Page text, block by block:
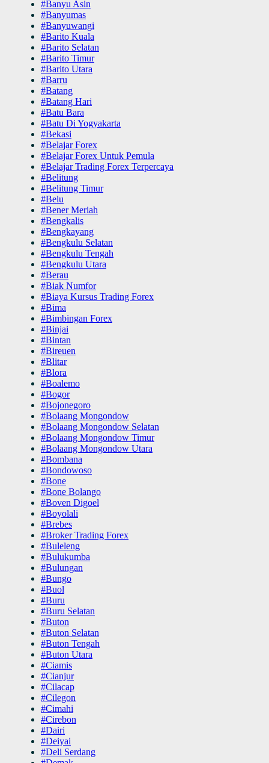
#Banyu Asin
#Banyumas
#Banyuwangi
#Barito Kuala
#Barito Selatan
#Barito Timur
#Barito Utara
#Barru
#Batang
#Batang Hari
#Batu Bara
#Batu Di Yogyakarta
#Bekasi
#Belajar Forex
#Belajar Forex Untuk Pemula
#Belajar Trading Forex Terpercaya
#Belitung
#Belitung Timur
#Belu
#Bener Meriah
#Bengkalis
#Bengkayang
#Bengkulu Selatan
#Bengkulu Tengah
#Bengkulu Utara
#Berau
#Biak Numfor
#Biaya Kursus Trading Forex
#Bima
#Bimbingan Forex
#Binjai
#Bintan
#Bireuen
#Blitar
#Blora
#Boalemo
#Bogor
#Bojonegoro
#Bolaang Mongondow
#Bolaang Mongondow Selatan
#Bolaang Mongondow Timur
#Bolaang Mongondow Utara
#Bombana
#Bondowoso
#Bone
#Bone Bolango
#Boven Digoel
#Boyolali
#Brebes
#Broker Trading Forex
#Buleleng
#Bulukumba
#Bulungan
#Bungo
#Buol
#Buru
#Buru Selatan
#Buton
#Buton Selatan
#Buton Tengah
#Buton Utara
#Ciamis
#Cianjur
#Cilacap
#Cilegon
#Cimahi
#Cirebon
#Dairi
#Deiyai
#Deli Serdang